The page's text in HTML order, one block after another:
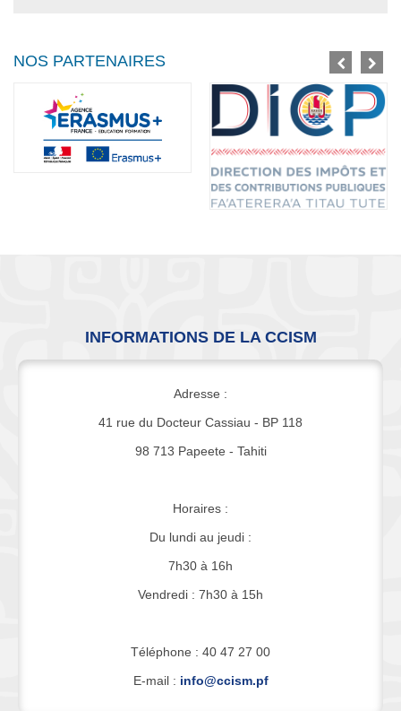
NOS PARTENAIRES
INFORMATIONS DE LA CCISM
Adresse :
41 rue du Docteur Cassiau - BP 118
98 713 Papeete - Tahiti
Horaires :
Du lundi au jeudi :
7h30 à 16h
Vendredi : 7h30 à 15h
Téléphone : 40 47 27 00
E-mail : info@ccism.pf